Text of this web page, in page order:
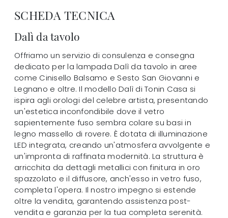
SCHEDA TECNICA
Dalì da tavolo
Offriamo un servizio di consulenza e consegna
dedicato per la lampada Dalì da tavolo in aree
come Cinisello Balsamo e Sesto San Giovanni e
Legnano e oltre. Il modello Dalì di Tonin Casa si
ispira agli orologi del celebre artista, presentando
un'estetica inconfondibile dove il vetro
sapientemente fuso sembra colare su basi in
legno massello di rovere. È dotata di illuminazione
LED integrata, creando un'atmosfera avvolgente e
un'impronta di raffinata modernità. La struttura è
arricchita da dettagli metallici con finitura in oro
spazzolato e il diffusore, anch'esso in vetro fuso,
completa l'opera. Il nostro impegno si estende
oltre la vendita, garantendo assistenza post-
vendita e garanzia per la tua completa serenità.